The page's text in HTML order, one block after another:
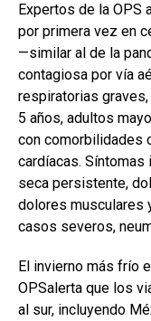
Expertos de la OPS
por primera vez en
—similar al de la
contagiosa por vía
respiratorias
5 años, adultos
con comorbilidades
cardíacas. Síntomas
seca persistente,
dolores musculares
casos severos,
El invierno más frío
OPSalerta que los
al sur, incluyendo